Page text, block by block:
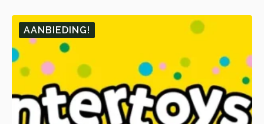
🎁 10.
🎁 1.
AANBIEDING!